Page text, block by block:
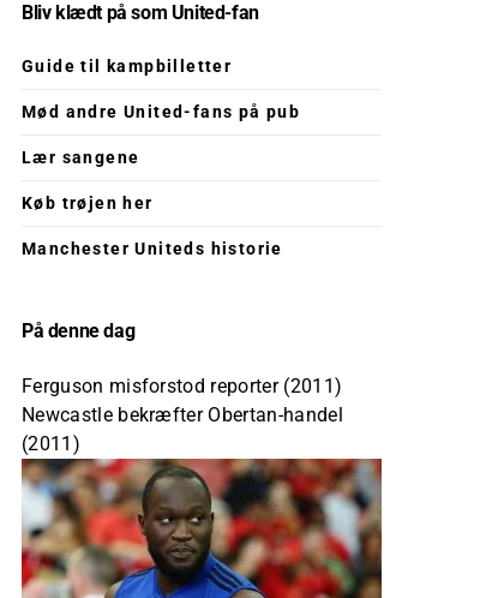
Bliv klædt på som United-fan
Guide til kampbilletter
Mød andre United-fans på pub
Lær sangene
Køb trøjen her
Manchester Uniteds historie
På denne dag
Ferguson misforstod reporter (2011)
Newcastle bekræfter Obertan-handel
(2011)